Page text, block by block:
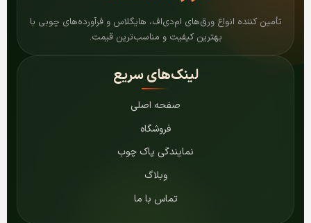
تأمین کننده انواع ورق‌های ام‌دی‌اف، هایگلاس و فرآورده‌های چوبی با
بهترین کیفیت و مناسب‌ترین قیمت.
لینک‌های سریع
صفحه اصلی
فروشگاه
نمایندگی پاک چوب
وبلاگ
تماس با ما